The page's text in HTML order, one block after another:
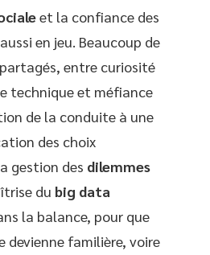
et la confiance des
en jeu. Beaucoup de
entre curiosité
technique et méfiance
de la conduite à une
des choix
gestion des dilemmes
du big data
la balance, pour que
familière, voire